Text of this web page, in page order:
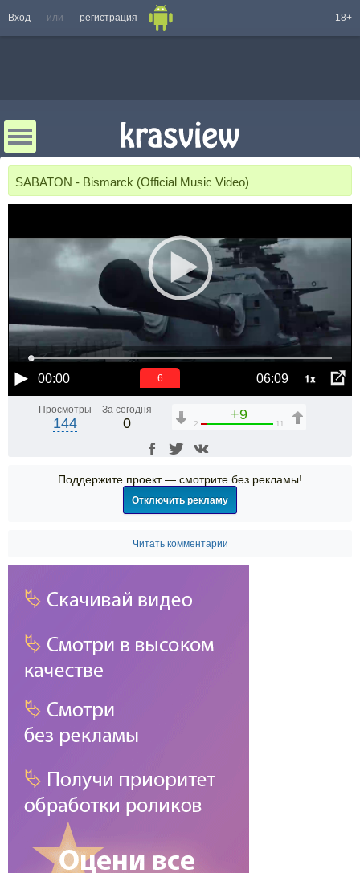
Вход или регистрация 18+
SABATON - Bismarck (Official Music Video)
00:00 06:09 1x
6
Просмотры
144
За сегодня
0
+9
2 11
Поддержите проект — смотрите без рекламы!
Отключить рекламу
Читать комментарии